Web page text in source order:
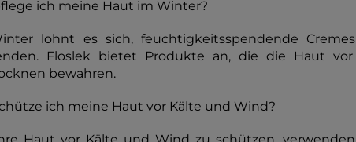
ich meine Haut im Winter?
lohnt es sich, feuchtigkeitsspendende
Floslek bietet Produkte an, die die Haut
bewahren.
ich meine Haut vor Kälte und Wind?